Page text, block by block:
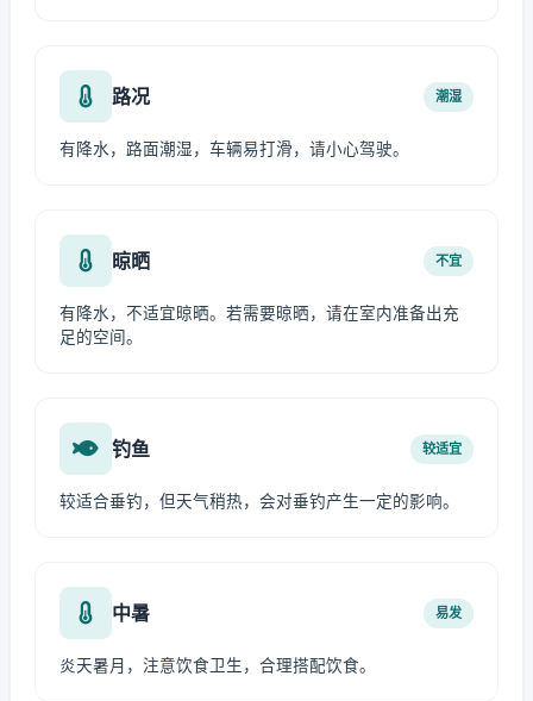
路况 潮湿
有降水，路面潮湿，车辆易打滑，请小心驾驶。
晾晒 不宜
有降水，不适宜晾晒。若需要晾晒，请在室内准备出充
足的空间。
钓鱼 较适宜
较适合垂钓，但天气稍热，会对垂钓产生一定的影响。
中暑 易发
炎天暑月，注意饮食卫生，合理搭配饮食。